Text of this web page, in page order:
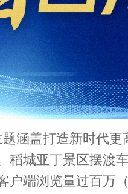
涵盖打造新时代
稻城亚丁景区摆渡
户端浏览量过百万